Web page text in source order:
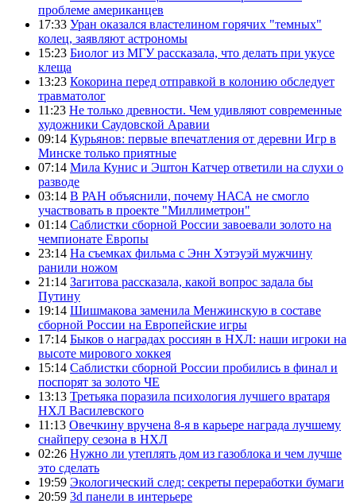
проблеме американцев
17:33 Уран оказался властелином горячих "темных"
колец, заявляют астрономы
15:23 Биолог из МГУ рассказала, что делать при укусе
клеща
13:23 Кокорина перед отправкой в колонию обследует
травматолог
11:23 Не только древности. Чем удивляют современные
художники Саудовской Аравии
09:14 Курьянов: первые впечатления от деревни Игр в
Минске только приятные
07:14 Мила Кунис и Эштон Катчер ответили на слухи о
разводе
03:14 В РАН объяснили, почему НАСА не смогло
участвовать в проекте "Миллиметрон"
01:14 Саблистки сборной России завоевали золото на
чемпионате Европы
23:14 На съемках фильма с Энн Хэтэуэй мужчину
ранили ножом
21:14 Загитова рассказала, какой вопрос задала бы
Путину
19:14 Шишмакова заменила Менжинскую в составе
сборной России на Европейские игры
17:14 Быков о наградах россиян в НХЛ: наши игроки на
высоте мирового хоккея
15:14 Саблистки сборной России пробились в финал и
поспорят за золото ЧЕ
13:13 Третьяка поразила психология лучшего вратаря
НХЛ Василевского
11:13 Овечкину вручена 8-я в карьере награда лучшему
снайперу сезона в НХЛ
02:26 Нужно ли утеплять дом из газоблока и чем лучше
это сделать
19:59 Экологический след: секреты переработки бумаги
20:59 3d панели в интерьере